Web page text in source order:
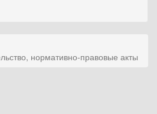
нормативно-правовые акты